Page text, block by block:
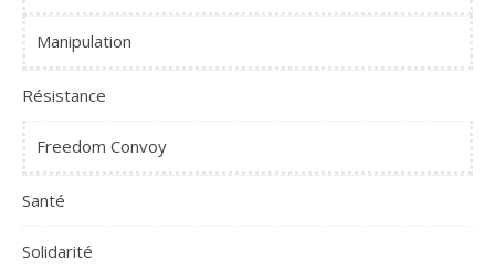
Manipulation
Résistance
Freedom Convoy
Santé
Solidarité